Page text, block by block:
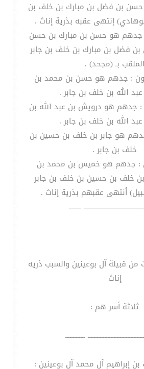
بن فضل بن مبارك بن خلف بن
إنتهى عقبه بذرية إناث .
جدهم هو حسن بن مبارك بن حسن
فضل بن مبارك بن خلف بن جابر
الملقب بـ (مجحد) .
: جدهم هو حسن بن محمد بن
الله بن خلف بن جابر .
جدهم هو درويش بن عبد الله بن
الله بن خلف بن جابر .
هو جابر بن خلف بن حسين بن
خلف بن جابر .
: جدهم هو خميس بن محمد بن
خلف بن حسين بن خلف بن جابر
أنتهى عقبهم بذرية إناث .
ــــــــ
من قبيلة آل بوعينين والسبب ذريه
إناث
ثلاثة أسر هم :
ـــــــــــــ
إبراهيم آل محمد آل بوعينين :